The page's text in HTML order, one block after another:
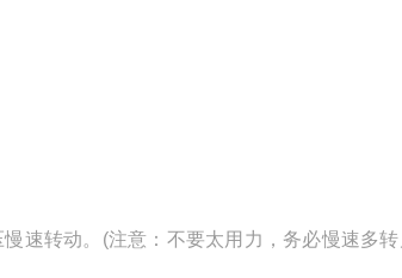
速转动。(注意：不要太用力，务必慢速多